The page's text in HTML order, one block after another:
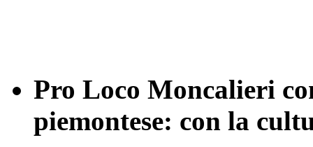
Pro Loco Moncalieri
piemontese: con la